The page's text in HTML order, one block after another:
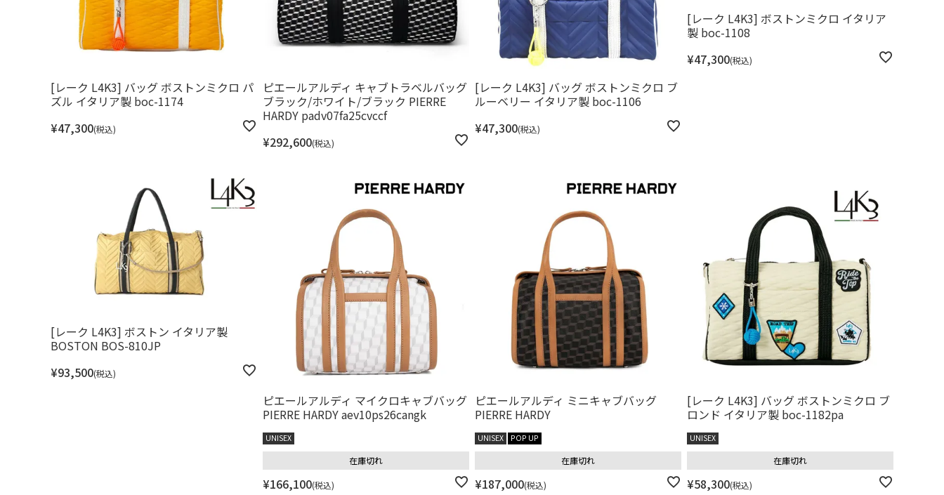
[レーク L4K3] バッグ ボストンミクロ パ
ズル イタリア製 boc-1174
¥47,300 税込
ピエールアルディ キャブトラベルバッグ
ブラック/ホワイト/ブラック PIERRE
HARDY padv07fa25cvccf
¥292,600 税込
[レーク L4K3] バッグ ボストンミクロ ブ
ルーベリー イタリア製 boc-1106
¥47,300 税込
[レーク L4K3] ボストンミクロ イタリア
製 boc-1108
¥47,300 税込
[レーク L4K3] ボストン イタリア製
BOSTON BOS-810JP
¥93,500 税込
ピエールアルディ マイクロキャブバッグ
PIERRE HARDY aev10ps26cangk
UNISEX
¥166,100 税込
在庫切れ
ピエールアルディ ミニキャブバッグ
PIERRE HARDY
UNISEX POP UP
¥187,000 税込
在庫切れ
[レーク L4K3] バッグ ボストンミクロ ブ
ロンド イタリア製 boc-1182pa
UNISEX
¥58,300 税込
在庫切れ